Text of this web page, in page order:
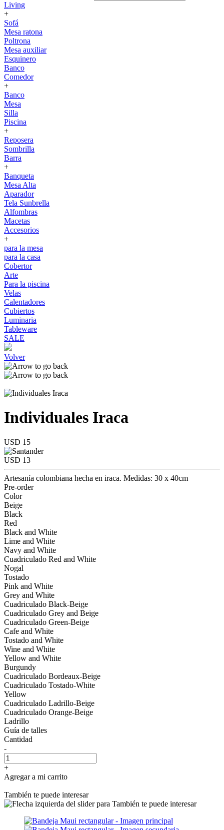
Living
+
Sofá
Mesa ratona
Poltrona
Mesa auxiliar
Esquinero
Banco
Comedor
+
Banco
Mesa
Silla
Piscina
+
Reposera
Sombrilla
Barra
+
Banqueta
Mesa Alta
Aparador
Tela Sunbrella
Alfombras
Macetas
Accesorios
+
para la mesa
para la casa
Cobertor
Arte
Para la piscina
Velas
Calentadores
Cubiertos
Luminaria
Tableware
SALE
Volver
Individuales Iraca
USD 15
USD 13
Artesanía colombiana hecha en iraca. Medidas: 30 x 40cm
Pre-order
Color
Beige
Black
Red
Black and White
Lime and White
Navy and White
Cuadriculado Red and White
Nogal
Tostado
Pink and White
Grey and White
Cuadriculado Black-Beige
Cuadriculado Grey and Beige
Cuadriculado Green-Beige
Cafe and White
Tostado and White
Wine and White
Yellow and White
Burgundy
Cuadriculado Bordeaux-Beige
Cuadriculado Tostado-White
Yellow
Cuadriculado Ladrillo-Beige
Cuadriculado Orange-Beige
Ladrillo
Guía de talles
Cantidad
-
+
Agregar a mi carrito
También te puede interesar